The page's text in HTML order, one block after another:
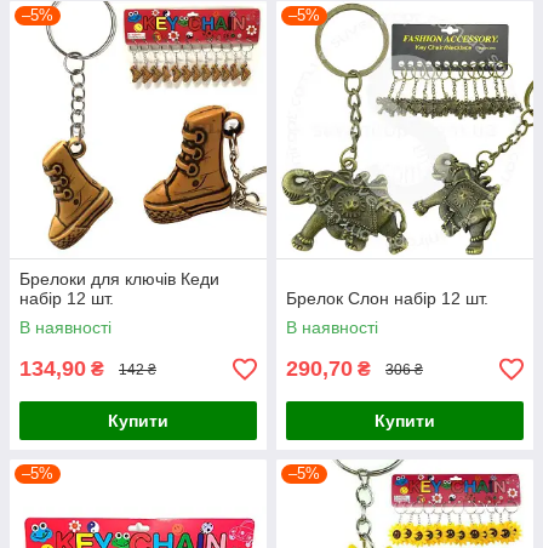
–5%
Брелоки для ключів Кеди
набір 12 шт.
В наявності
134,90 ₴ 142 ₴
Купити
–5%
Брелок Слон набір 12 шт.
В наявності
290,70 ₴ 306 ₴
Купити
–5% –5%